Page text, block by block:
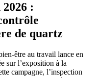
:
de quartz
être au travail lance en
sur l’exposition à la
campagne, l’inspection